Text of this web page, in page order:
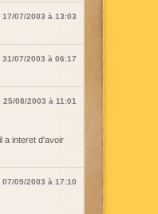
17/07/2003 à 13:03
31/07/2003 à 06:17
25/08/2003 à 11:01
a interet d'avoir
07/09/2003 à 17:10